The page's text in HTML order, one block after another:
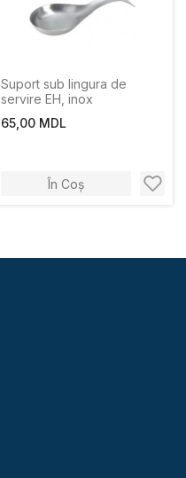
Suport sub lingura de
servire EH, inox
65,00 MDL
În Coș